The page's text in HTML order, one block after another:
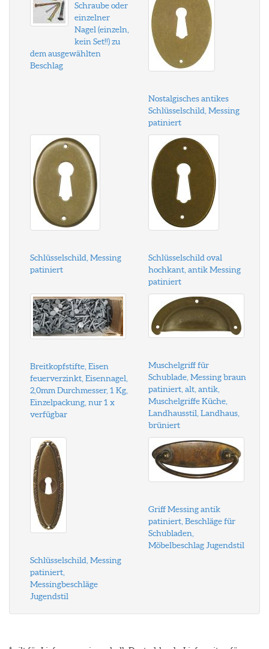
Schraube oder
einzelner
Nagel (einzeln,
kein Set!!) zu
dem ausgewählten
Beschlag
Nostalgisches antikes
Schlüsselschild, Messing
patiniert
Schlüsselschild, Messing
patiniert
Schlüsselschild oval
hochkant, antik Messing
patiniert
Breitkopfstifte, Eisen
feuerverzinkt, Eisennagel,
2,0mm Durchmesser, 1 Kg,
Einzelpackung, nur 1 x
verfügbar
Muschelgriff für
Schublade, Messing braun
patiniert, alt, antik,
Muschelgriffe Küche,
Landhausstil, Landhaus,
brüniert
Schlüsselschild, Messing
patiniert,
Messingbeschläge
Jugendstil
Griff Messing antik
patiniert, Beschläge für
Schubladen,
Möbelbeschlag Jugendstil